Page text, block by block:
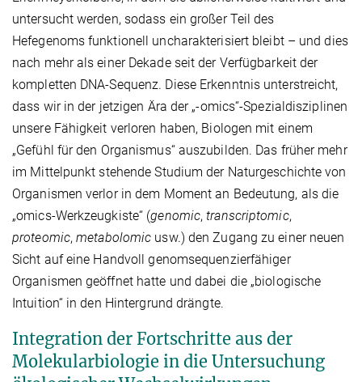
untersucht werden, sodass ein großer Teil des
Hefegenoms funktionell uncharakterisiert bleibt – und dies
nach mehr als einer Dekade seit der Verfügbarkeit der
kompletten DNA-Sequenz. Diese Erkenntnis unterstreicht,
dass wir in der jetzigen Ära der „-omics“-Spezialdisziplinen
unsere Fähigkeit verloren haben, Biologen mit einem
„Gefühl für den Organismus“ auszubilden. Das früher mehr
im Mittelpunkt stehende Studium der Naturgeschichte von
Organismen verlor in dem Moment an Bedeutung, als die
„omics-Werkzeugkiste“ (genomic,transcriptomic,
proteomic,metabolomic usw.) den Zugang zu einer neuen
Sicht auf eine Handvoll genomsequenzierfähiger
Organismen geöffnet hatte und dabei die „biologische
Intuition“ in den Hintergrund drängte.
Integration der Fortschritte aus der
Molekularbiologie in die Untersuchung